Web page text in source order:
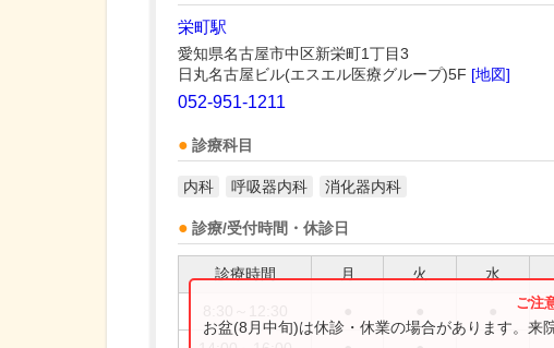
栄町駅
愛知県名古屋市中区新栄町1丁目3
日丸名古屋ビル(エスエル医療グループ)5F [地図]
052-951-1211
診療科目
内科 呼吸器内科 消化器内科
診療/受付時間・休診日
診療時間 月 火 水
お盆(8月中旬)は休診・休業の場合があります。来